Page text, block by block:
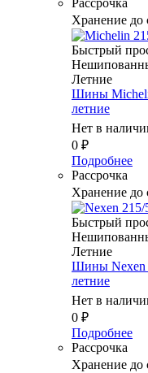
Рассрочка
Хранение до
Быстрый
Летние
Шины
летние
Нет в
0 ₽
Подробнее
Рассрочка
Хранение до
Быстрый
Летние
Шины Nexen
летние
Нет в
0 ₽
Подробнее
Рассрочка
Хранение до